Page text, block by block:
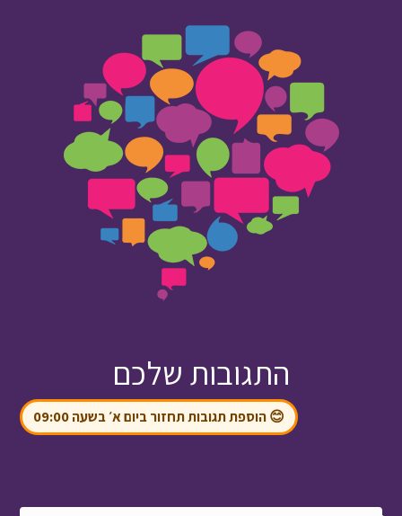
התגובות שלכם
😊 הוספת תגובות תחזור ביום א׳ בשעה 09:00